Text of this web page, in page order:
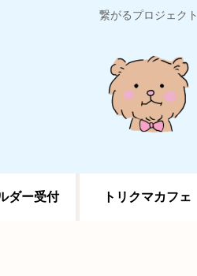
繋がるプロジェクト
ダー受付 トリクマカフェ